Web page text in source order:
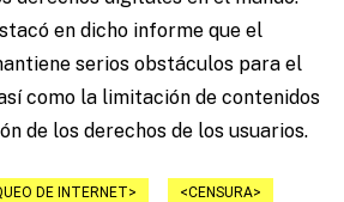
en dicho informe que el
serios obstáculos para el
como la limitación de contenidos
de los derechos de los usuarios.
DE INTERNET CENSURA